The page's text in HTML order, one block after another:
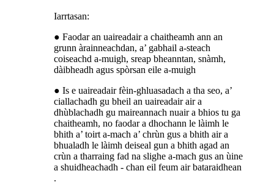
Iarrtasan:
● Faodar an uaireadair a chaitheamh ann an
grunn àrainneachdan, a’ gabhail a-steach
coiseachd a-muigh, sreap bheanntan, snàmh,
dàibheadh ​​​​agus spòrsan eile a-muigh
● Is e uaireadair fèin-ghluasadach a tha seo, a’
ciallachadh gu bheil an uaireadair air a
dhùblachadh gu maireannach nuair a bhios tu ga
chaitheamh, no faodar a dhochann le làimh le
bhith a’ toirt a-mach a’ chrùn gus a bhith air a
bhualadh le làimh deiseal gun a bhith agad an
crùn a tharraing fad na slighe a-mach gus an ùine
a shuidheachadh - chan eil feum air bataraidhean
.